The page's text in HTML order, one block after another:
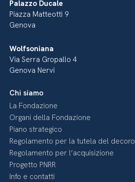
Palazzo Ducale
Piazza Matteotti 9
Genova
Wolfsoniana
Via Serra Gropallo 4
Genova Nervi
Chi siamo
La Fondazione
Organi della Fondazione
Piano strategico
Regolamento per la tutela del decoro
Regolamento per l’acquisizione
Progetto PNRR
Info e contatti